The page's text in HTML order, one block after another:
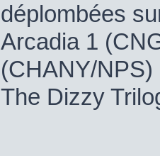
déplombées
Arcadia 1
(CHANY/
The Dizzy